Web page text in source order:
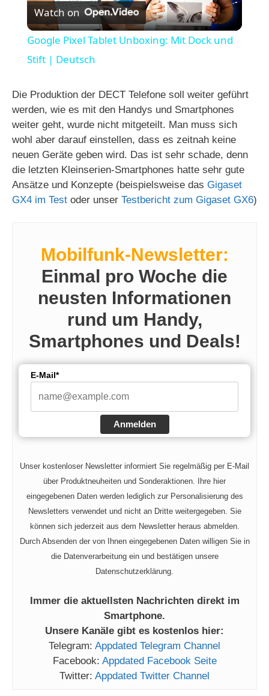
l
y
V
i
d
o
Watch on
Google Pixel Tablet Unboxing: Mit Dock und
Stift | Deutsch
Die Produktion der DECT Telefone soll weiter geführt
werden, wie es mit den Handys und Smartphones
weiter geht, wurde nicht mitgeteilt. Man muss sich
wohl aber darauf einstellen, dass es zeitnah keine
neuen Geräte geben wird. Das ist sehr schade, denn
die letzten Kleinserien-Smartphones hatte sehr gute
Ansätze und Konzepte (beispielsweise das Gigaset
GX4 im Test oder unser Testbericht zum Gigaset GX6)
Mobilfunk-Newsletter:
Einmal pro Woche die
neusten Informationen
rund um Handy,
Smartphones und Deals!
E-Mail*
Anmelden
Unser kostenloser Newsletter informiert Sie regelmäßig per E-Mail
über Produktneuheiten und Sonderaktionen. Ihre hier
eingegebenen Daten werden lediglich zur Personalisierung des
Newsletters verwendet und nicht an Dritte weitergegeben. Sie
können sich jederzeit aus dem Newsletter heraus abmelden.
Durch Absenden der von Ihnen eingegebenen Daten willigen Sie in
die Datenverarbeitung ein und bestätigen unsere
Datenschutzerklärung.
Immer die aktuellsten Nachrichten direkt im
Smartphone.
Unsere Kanäle gibt es kostenlos hier:
Telegram: Appdated Telegram Channel
Facebook: Appdated Facebook Seite
Twitter: Appdated Twitter Channel